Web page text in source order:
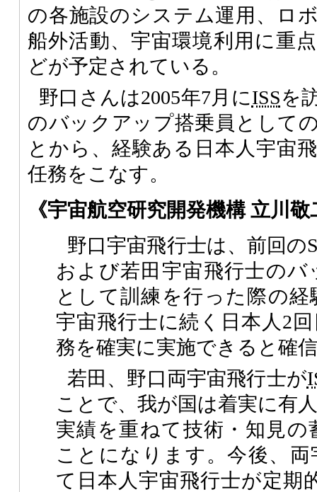
の各施設のシステム運用、ロ
船外活動、宇宙環境利用に重
どが予定されている。
野口さんは2005年7月にISSを
のバックアップ搭乗員として
とから、経験ある日本人宇宙
任務をこなす。
《宇宙航空研究開発機構 立川
野口宇宙飛行士は、前回の
および若田宇宙飛行士の
として訓練を行った際の
宇宙飛行士に続く日本人2
務を確実に実施できると確
若田、野口両宇宙飛行士が
ことで、我が国は着実に有
実績を重ねて技術・知見
ことになります。今後、
て日本人宇宙飛行士が定期